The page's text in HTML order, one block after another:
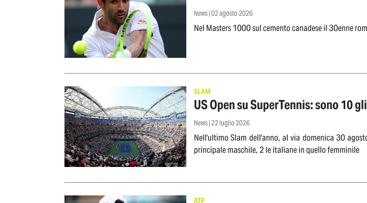
News | 02 agosto 2026
Nel Masters 1000 sul cemento canadese il 30enne
SLAM
US Open su SuperTennis: sono 10
News | 22 luglio 2026
Nell'ultimo Slam dell'anno, al via domenica 30
principale maschile, 2 le italiane in quello femminile
ATP